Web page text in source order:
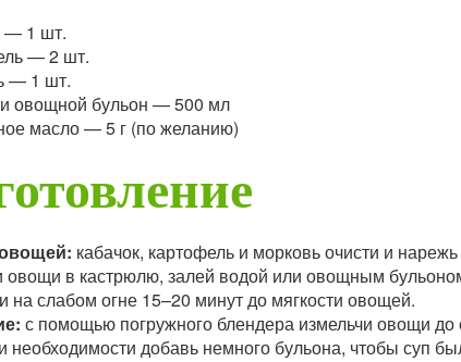
— 1 шт.
— 2 шт.
— 1 шт.
овощной бульон — 500 мл
масло — 5 г (по желанию)
кабачок, картофель и морковь очисти и
овощи в кастрюлю, залей водой или овощным
на слабом огне 15–20 минут до мягкости овощей.
с помощью погружного блендера измельчи овощи до
необходимости добавь немного бульона, чтобы суп